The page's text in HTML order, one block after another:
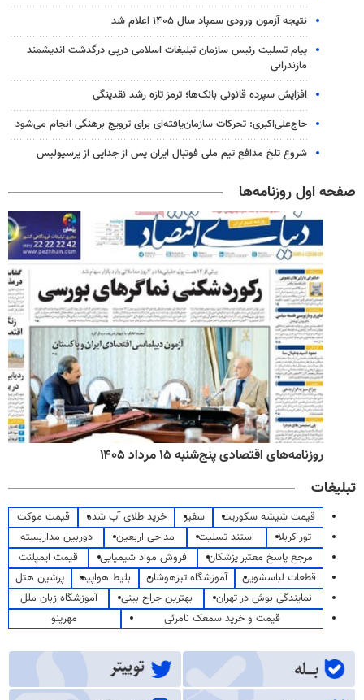
نتیجه آزمون ورودی سمپاد سال ۱۴۰۵ اعلام شد
پیام تسلیت رئیس سازمان تبلیغات اسلامی درپی درگذشت اندیشمند
مازندرانی
افزایش سپرده قانونی بانک‌ها؛ ترمز تازه رشد نقدینگی
حاج‌علی‌اکبری: تحرکات سازمان‌یافته‌ای برای ترویج برهنگی انجام می‌شود
شروع تلخ مدافع تیم ملی فوتبال ایران پس از جدایی از پرسپولیس
صفحه اول روزنامه‌ها
روزنامه‌های اقتصادی پنج‌شنبه ۱۵ مرداد ۱۴۰۵
تبلیغات
قیمت شیشه سکوریت سفیر خرید طلای آب شده
قیمت موکت
تور کربلا
استند تسلیت مداحی اربعین
دوربین مداربسته
مرجع پاسخ معتبر پزشکان
فروش مواد شیمیایی
قیمت ایمپلنت
قطعات لباسشویی
آموزشگاه تیزهوشان بلیط هواپیما
پرشین هتل
نمایندگی بوش در تهران
بهترین جراح بینی
آموزشگاه زبان ملل
قیمت و خرید سمعک نامرئی
مهرینو